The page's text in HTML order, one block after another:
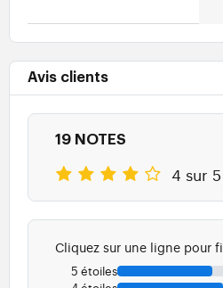
Avis clients
19 NOTES
4 sur
Cliquez sur une ligne pour
5 étoiles